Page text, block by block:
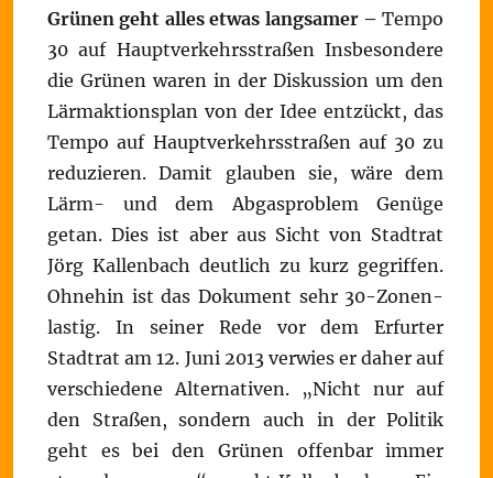
Grünen geht alles etwas langsamer – Tempo
30 auf Hauptverkehrsstraßen Insbesondere
die Grünen waren in der Diskussion um den
Lärmaktionsplan von der Idee entzückt, das
Tempo auf Hauptverkehrsstraßen auf 30 zu
reduzieren. Damit glauben sie, wäre dem
Lärm- und dem Abgasproblem Genüge
getan. Dies ist aber aus Sicht von Stadtrat
Jörg Kallenbach deutlich zu kurz gegriffen.
Ohnehin ist das Dokument sehr 30-Zonen-
lastig. In seiner Rede vor dem Erfurter
Stadtrat am 12. Juni 2013 verwies er daher auf
verschiedene Alternativen. „Nicht nur auf
den Straßen, sondern auch in der Politik
geht es bei den Grünen offenbar immer